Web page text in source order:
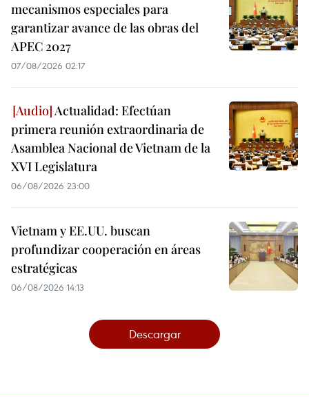
mecanismos especiales para
garantizar avance de las obras del
APEC 2027
07/08/2026 02:17
Actualidad: Efectúan
primera reunión extraordinaria de
Asamblea Nacional de Vietnam de la
XVI Legislatura
06/08/2026 23:00
Vietnam y EE.UU. buscan
profundizar cooperación en áreas
estratégicas
06/08/2026 14:13
Descargar